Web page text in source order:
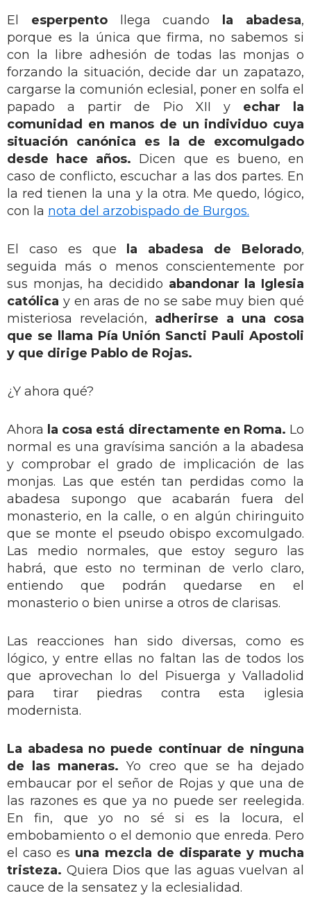
El esperpentollega cuando la abadesa,
porque es la única que firma, no sabemos si
con la libre adhesión de todas las monjas o
forzando la situación, decide dar un zapatazo,
cargarse la comunión eclesial, poner en solfa el
papado a partir de Pio XII y echar la
comunidad en manos de un individuo cuya
situación canónica es la de excomulgado
desde hace años. Dicen que es bueno, en
caso de conflicto, escuchar a las dos partes. En
la red tienen la una y la otra. Me quedo, lógico,
con la nota del arzobispado de Burgos.
El caso es que la abadesa de Belorado,
seguida más o menos conscientemente por
sus monjas, ha decidido abandonar la Iglesia
católica y en aras de no se sabe muy bien qué
misteriosa revelación, adherirse a una cosa
que se llama Pía Unión Sancti Pauli Apostoli
y que dirige Pablo de Rojas.
¿Y ahora qué?
Ahora la cosa está directamente en Roma. Lo
normal es una gravísima sanción a la abadesa
y comprobar el grado de implicación de las
monjas. Las que estén tan perdidas como la
abadesa supongo que acabarán fuera del
monasterio, en la calle, o en algún chiringuito
que se monte el pseudo obispo excomulgado.
Las medio normales, que estoy seguro las
habrá, que esto no terminan de verlo claro,
entiendo que podrán quedarse en el
monasterio o bien unirse a otros de clarisas.
Las reacciones han sido diversas, como es
lógico, y entre ellas no faltan las de todos los
que aprovechan lo del Pisuerga y Valladolid
para tirar piedras contra esta iglesia
modernista.
La abadesa no puede continuar de ninguna
de las maneras. Yo creo que se ha dejado
embaucar por el señor de Rojas y que una de
las razones es que ya no puede ser reelegida.
En fin, que yo no sé si es la locura, el
embobamiento o el demonio que enreda. Pero
el caso es una mezcla de disparate y mucha
tristeza. Quiera Dios que las aguas vuelvan al
cauce de la sensatez y la eclesialidad.